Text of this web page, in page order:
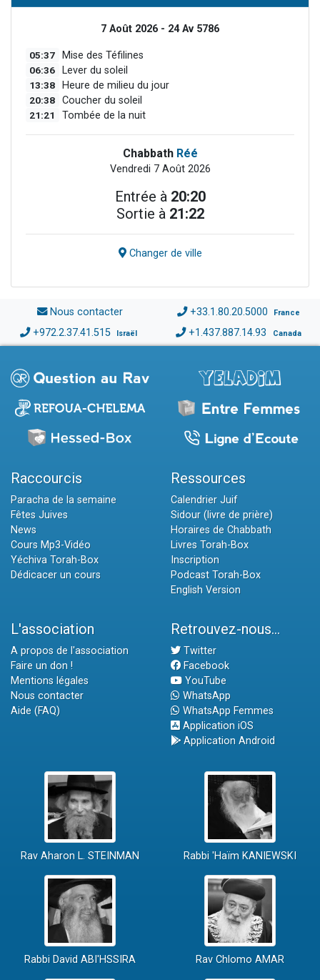
7 Août 2026 - 24 Av 5786
05:37 Mise des Téfilines
06:36 Lever du soleil
13:38 Heure de milieu du jour
20:38 Coucher du soleil
21:21 Tombée de la nuit
Chabbath Réé
Vendredi 7 Août 2026
Entrée à 20:20
Sortie à 21:22
Changer de ville
Nous contacter +33.1.80.20.5000 France
+972.2.37.41.515 Israël +1.437.887.14.93 Canada
Raccourcis
Paracha de la semaine
Fêtes Juives
News
Cours Mp3-Vidéo
Yéchiva Torah-Box
Dédicacer un cours
Ressources
Calendrier Juif
Sidour (livre de prière)
Horaires de Chabbath
Livres Torah-Box
Inscription
Podcast Torah-Box
English Version
L'association
A propos de l'association
Faire un don !
Mentions légales
Nous contacter
Aide (FAQ)
Retrouvez-nous...
Twitter
Facebook
YouTube
WhatsApp
WhatsApp Femmes
Application iOS
Application Android
Rav Aharon L. STEINMAN Rabbi 'Haïm KANIEWSKI
Rabbi David ABI'HSSIRA Rav Chlomo AMAR